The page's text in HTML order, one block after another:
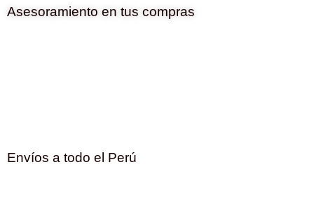
Asesoramiento en tus compras
Envíos a todo el Perú